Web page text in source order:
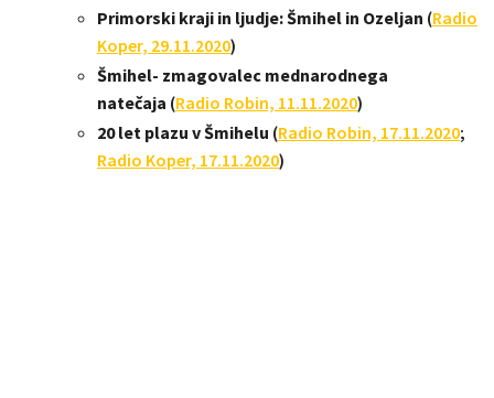
Primorski kraji in ljudje: Šmihel in Ozeljan (Radio
Koper, 29.11.2020)
Šmihel- zmagovalec mednarodnega
natečaja (Radio Robin, 11.11.2020)
20 let plazu v Šmihelu (Radio Robin, 17.11.2020;
Radio Koper, 17.11.2020)